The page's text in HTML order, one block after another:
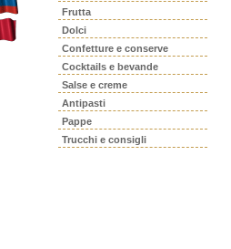
Frutta
Dolci
Confetture e conserve
Cocktails e bevande
Salse e creme
Antipasti
Pappe
Trucchi e consigli